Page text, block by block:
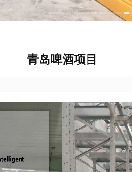
青岛啤酒项目